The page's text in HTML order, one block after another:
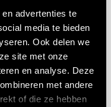
advertenties te
media te bieden
Ook delen we
site met onze
en analyse. Deze
met andere
of die ze hebben